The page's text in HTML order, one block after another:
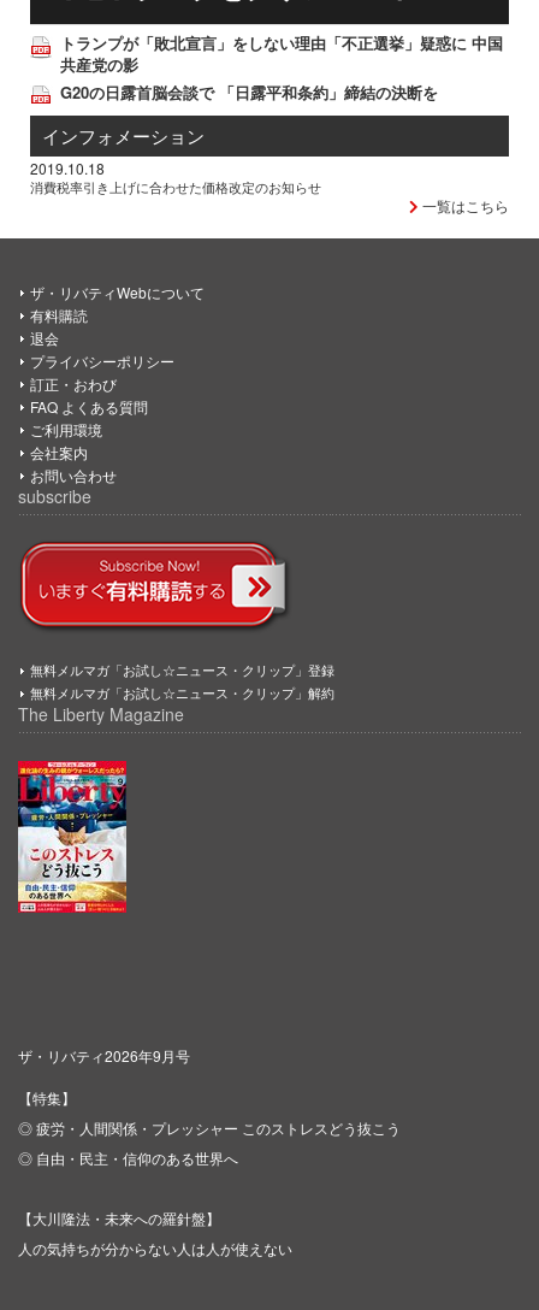
トランプが「敗北宣言」をしない理由「不正選挙」疑惑に 中国
共産党の影
G20の日露首脳会談で 「日露平和条約」締結の決断を
インフォメーション
2019.10.18
消費税率引き上げに合わせた価格改定のお知らせ
一覧はこちら
ザ・リバティWebについて
有料購読
退会
プライバシーポリシー
訂正・おわび
FAQ よくある質問
ご利用環境
会社案内
お問い合わせ
subscribe
無料メルマガ「お試し☆ニュース・クリップ」登録
無料メルマガ「お試し☆ニュース・クリップ」解約
The Liberty Magazine
ザ・リバティ2026年9月号
【特集】
◎ 疲労・人間関係・プレッシャー このストレスどう抜こう
◎ 自由・民主・信仰のある世界へ
【大川隆法・未来への羅針盤】
人の気持ちが分からない人は人が使えない